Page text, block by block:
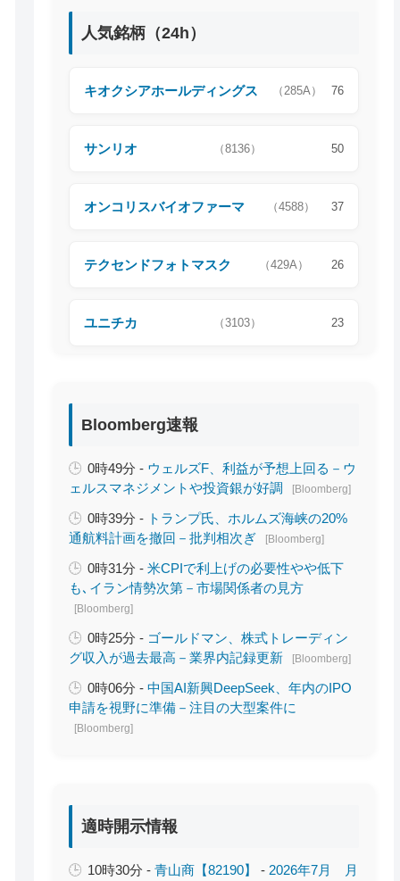
人気銘柄（24h）
キオクシアホールディングス （285A） 76
サンリオ （8136） 50
オンコリスバイオファーマ （4588） 37
テクセンドフォトマスク （429A） 26
ユニチカ （3103） 23
Bloomberg速報
0時49分 - ウェルズF、利益が予想上回る－ウ
ェルスマネジメントや投資銀が好調
[Bloomberg]
0時39分 - トランプ氏、ホルムズ海峡の20%
通航料計画を撤回－批判相次ぎ
[Bloomberg]
0時31分 -米CPIで利上げの必要性やや低下
も､イラン情勢次第－市場関係者の見方
[Bloomberg]
0時25分 - ゴールドマン、株式トレーディン
グ収入が過去最高－業界内記録更新
[Bloomberg]
0時06分 -中国AI新興DeepSeek、年内のIPO
申請を視野に準備－注目の大型案件に
[Bloomberg]
適時開示情報
10時30分 -青山商【82190】 -2026年7月 月